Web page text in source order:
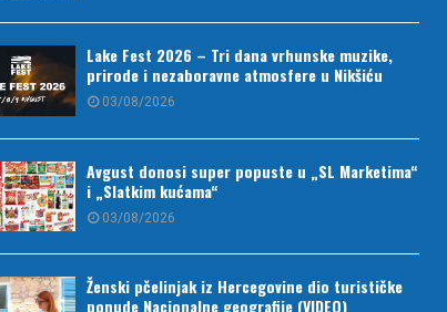
Lake Fest 2026 – Tri dana vrhunske muzike,
prirode i nezaboravne atmosfere u Nikšiću
03/08/2026
Avgust donosi super popuste u „SL Marketima“
i „Slatkim kućama“
03/08/2026
Ženski pčelinjak iz Hercegovine dio turističke
ponude Nacionalne geografije (VIDEO)